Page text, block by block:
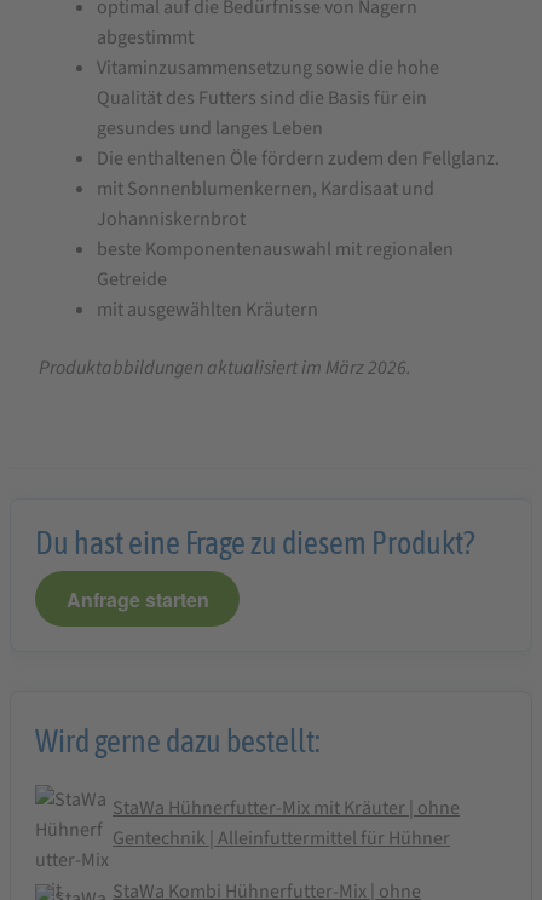
optimal auf die Bedürfnisse von Nagern
abgestimmt
Vitaminzusammensetzung sowie die hohe
Qualität des Futters sind die Basis für ein
gesundes und langes Leben
Die enthaltenen Öle fördern zudem den Fellglanz.
mit Sonnenblumenkernen, Kardisaat und
Johanniskernbrot
beste Komponentenauswahl mit regionalen
Getreide
mit ausgewählten Kräutern
Produktabbildungen aktualisiert im März 2026.
Du hast eine Frage zu diesem Produkt?
Anfrage starten
Wird gerne dazu bestellt:
StaWa Hühnerfutter-Mix mit Kräuter | ohne
Gentechnik | Alleinfuttermittel für Hühner
StaWa Kombi Hühnerfutter-Mix | ohne